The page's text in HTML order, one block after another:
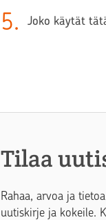
5. Joko käytät
Tilaa
Rahaa, arvoa ja
uutiskirje ja kokeile.